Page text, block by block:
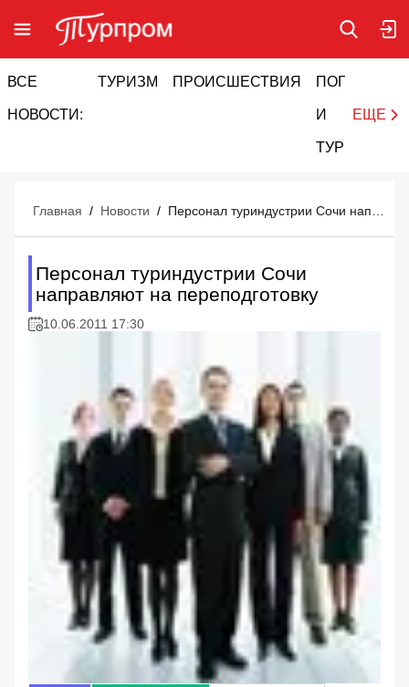
ВСЕ
НОВОСТИ:
ТУРИЗМ ПРОИСШЕСТВИЯ ПОГОДА
И
ТУРИЗМ
ЕЩЕ
Главная / Новости /
Персонал туриндустрии Сочи
направляют на переподготовку
10.06.2011 17:30